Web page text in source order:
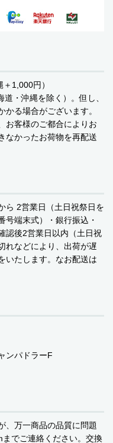
1,000円）
・沖縄を除く）。但し、
る場合がございます。
お客様のご都合によりお
なかったお荷物を再配送
ら 2営業日（土日祝祭日を
号端末式）・銀行振込・
認後2営業日以内（土日祝
れなどにより、出荷が遅
いたします。なお配送は
ンパドラーF
、万一商品の品質に問題
までご連絡ください。交換